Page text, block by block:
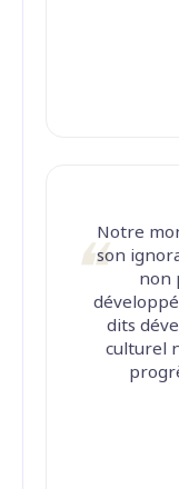
Notre
son
non
dits
culturel